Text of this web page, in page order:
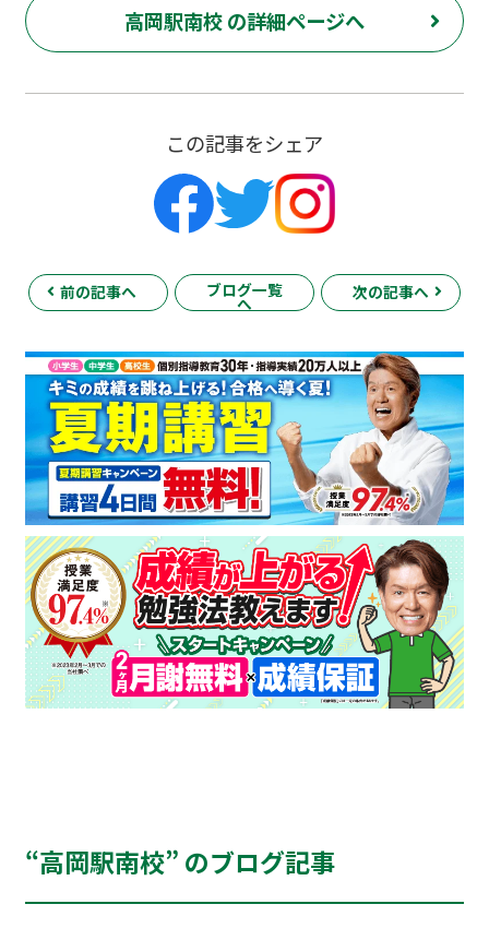
高岡駅南校 の詳細ページへ
この記事をシェア
前の記事へ ブログ一覧
へ
次の記事へ
“高岡駅南校” のブログ記事